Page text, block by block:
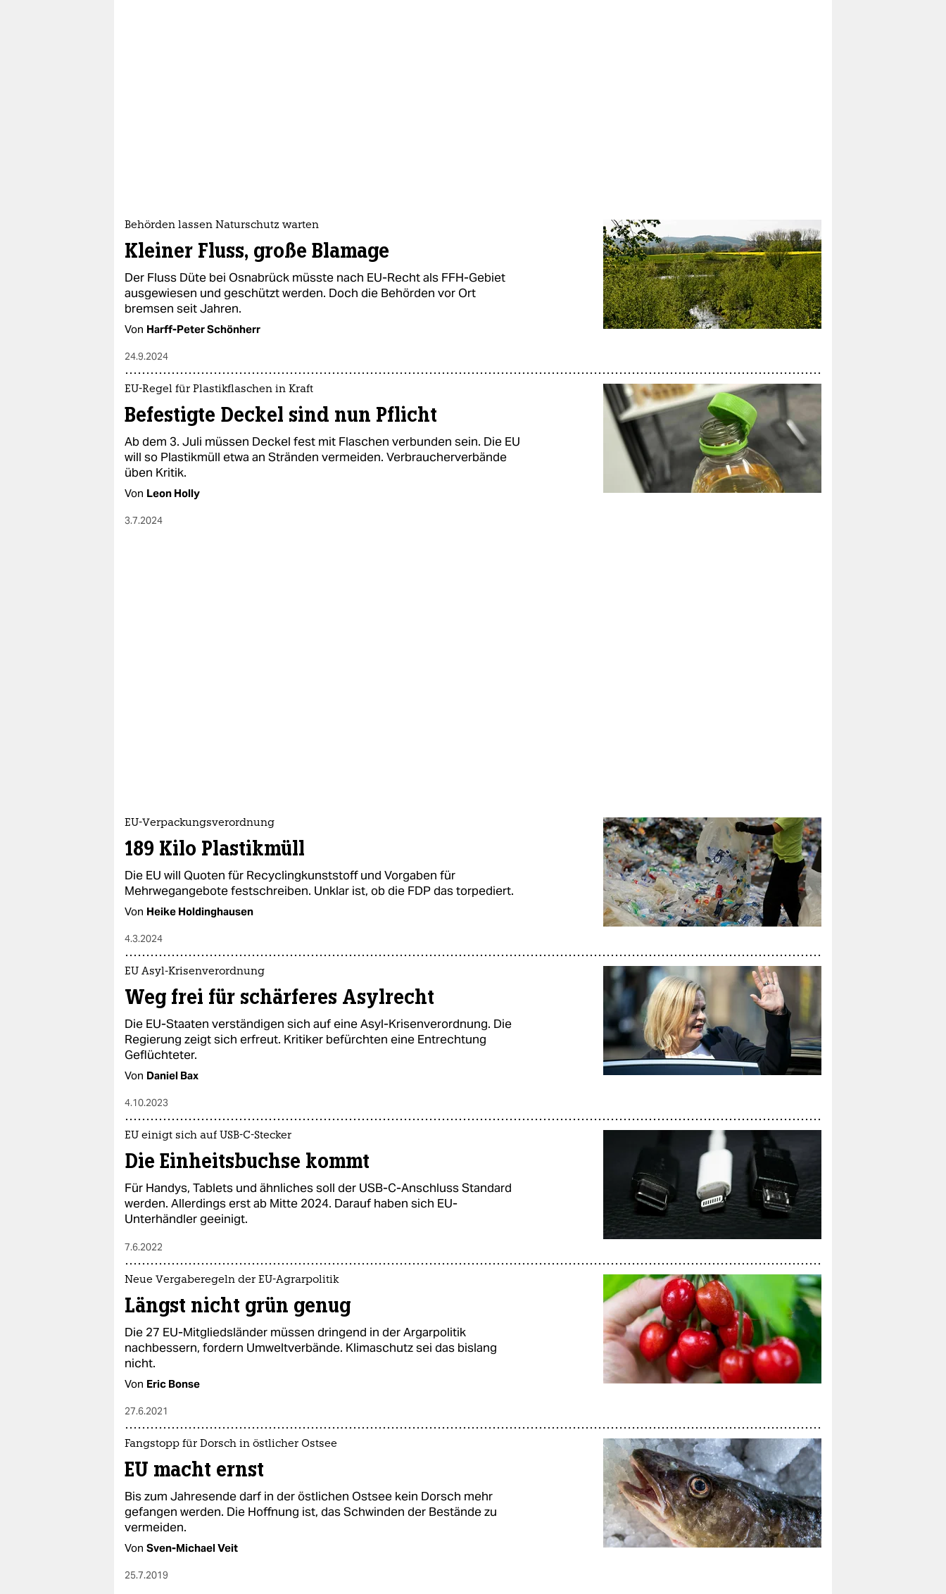
Behörden lassen Naturschutz warten
Kleiner Fluss, große Blamage
Der Fluss Düte bei Osnabrück müsste nach EU-Recht als FFH-Gebiet
ausgewiesen und geschützt werden. Doch die Behörden vor Ort
bremsen seit Jahren.
Von Harff-Peter Schönherr
24.9.2024
EU-Regel für Plastikflaschen in Kraft
Befestigte Deckel sind nun Pflicht
Ab dem 3. Juli müssen Deckel fest mit Flaschen verbunden sein. Die EU
will so Plastikmüll etwa an Stränden vermeiden. Verbraucherverbände
üben Kritik.
Von Leon Holly
3.7.2024
EU-Verpackungsverordnung
189 Kilo Plastikmüll
Die EU will Quoten für Recyclingkunststoff und Vorgaben für
Mehrwegangebote festschreiben. Unklar ist, ob die FDP das torpediert.
Von Heike Holdinghausen
4.3.2024
EU Asyl-Krisenverordnung
Weg frei für schärferes Asylrecht
Die EU-Staaten verständigen sich auf eine Asyl-Krisenverordnung. Die
Regierung zeigt sich erfreut. Kritiker befürchten eine Entrechtung
Geflüchteter.
Von Daniel Bax
4.10.2023
EU einigt sich auf USB-C-Stecker
Die Einheitsbuchse kommt
Für Handys, Tablets und ähnliches soll der USB-C-Anschluss Standard
werden. Allerdings erst ab Mitte 2024. Darauf haben sich EU-
Unterhändler geeinigt.
7.6.2022
Neue Vergaberegeln der EU-Agrarpolitik
Längst nicht grün genug
Die 27 EU-Mitgliedsländer müssen dringend in der Argarpolitik
nachbessern, fordern Umweltverbände. Klimaschutz sei das bislang
nicht.
Von Eric Bonse
27.6.2021
Fangstopp für Dorsch in östlicher Ostsee
EU macht ernst
Bis zum Jahresende darf in der östlichen Ostsee kein Dorsch mehr
gefangen werden. Die Hoffnung ist, das Schwinden der Bestände zu
vermeiden.
Von Sven-Michael Veit
25.7.2019